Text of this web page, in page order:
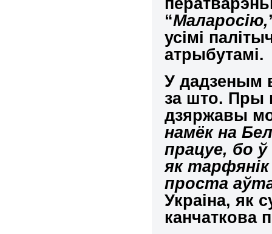
“Маларосію,
усімі
атрыбутамі.
У дадзеным
за што. Пры
дзяржавы
намёк на
працуе, бо ў
як
проста
Украіна, як
канчаткова